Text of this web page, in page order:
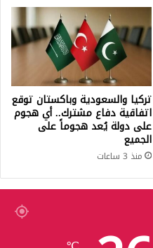
تركيا والسعودية وباكستان توقع
اتفاقية دفاع مشترك.. أي هجوم
على دولة يُعد هجوماً على
الجميع
منذ 3 ساعات